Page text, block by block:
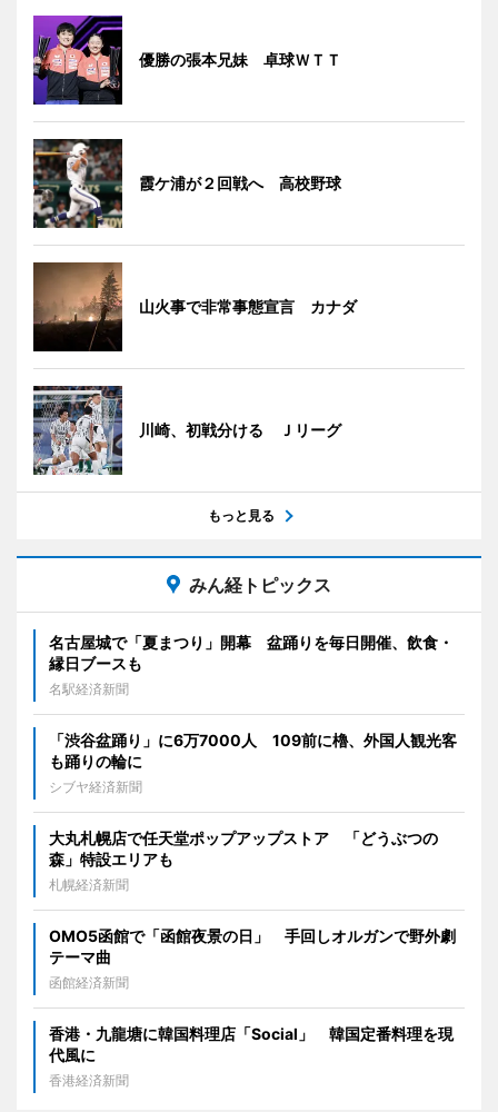
優勝の張本兄妹 卓球ＷＴＴ
霞ケ浦が２回戦へ 高校野球
山火事で非常事態宣言 カナダ
川崎、初戦分ける Ｊリーグ
もっと見る
みん経トピックス
名古屋城で「夏まつり」開幕 盆踊りを毎日開催、飲食・
縁日ブースも
名駅経済新聞
「渋谷盆踊り」に6万7000人 109前に櫓、外国人観光客
も踊りの輪に
シブヤ経済新聞
大丸札幌店で任天堂ポップアップストア 「どうぶつの
森」特設エリアも
札幌経済新聞
OMO5函館で「函館夜景の日」 手回しオルガンで野外劇
テーマ曲
函館経済新聞
香港・九龍塘に韓国料理店「Social」 韓国定番料理を現
代風に
香港経済新聞